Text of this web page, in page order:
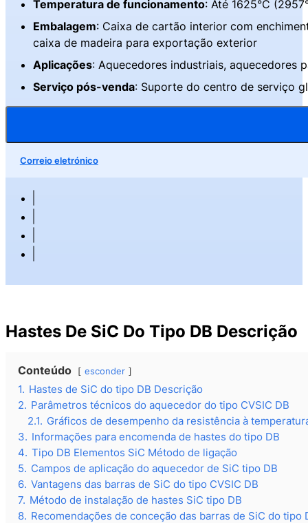
Temperatura de funcionamento: Até 1625°C
Embalagem: Caixa de cartão interior com
caixa de madeira para exportação exterior
Aplicações: Aquecedores industriais, aquecedores
Serviço pós-venda: Suporte do centro de serviço
Correio eletrónico
Hastes De SiC Do Tipo DB Descrição
Conteúdo esconder
1. Hastes de SiC do tipo DB Descrição
2. Parâmetros técnicos do aquecedor do tipo CVSIC DB
2.1. Gráficos de desempenho da resistência à
3. Informações para encomenda de hastes do tipo DB
4. Tipo DB Elementos SiC Método de ligação
5. Campos de aplicação do aquecedor de SiC tipo DB
6. Vantagens das barras de SiC do tipo CVSIC DB
7. Método de instalação de hastes SiC tipo DB
8. Recomendações de conceção das barras de SiC do tipo